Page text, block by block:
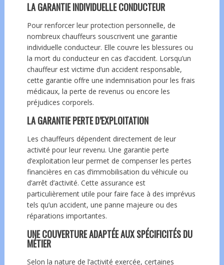
LA GARANTIE INDIVIDUELLE CONDUCTEUR
Pour renforcer leur protection personnelle, de
nombreux chauffeurs souscrivent une garantie
individuelle conducteur. Elle couvre les blessures ou
la mort du conducteur en cas d’accident. Lorsqu’un
chauffeur est victime d’un accident responsable,
cette garantie offre une indemnisation pour les frais
médicaux, la perte de revenus ou encore les
préjudices corporels.
LA GARANTIE PERTE D’EXPLOITATION
Les chauffeurs dépendent directement de leur
activité pour leur revenu. Une garantie perte
d’exploitation leur permet de compenser les pertes
financières en cas d’immobilisation du véhicule ou
d’arrêt d’activité. Cette assurance est
particulièrement utile pour faire face à des imprévus
tels qu’un accident, une panne majeure ou des
réparations importantes.
UNE COUVERTURE ADAPTÉE AUX SPÉCIFICITÉS DU
MÉTIER
Selon la nature de l’activité exercée, certaines